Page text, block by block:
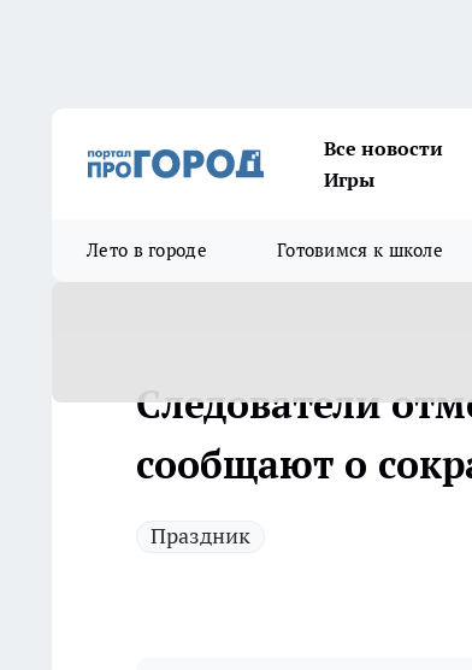
Все новости
Игры
Лето в городе Готовимся к школе
Следователи
сообщают о
Праздник